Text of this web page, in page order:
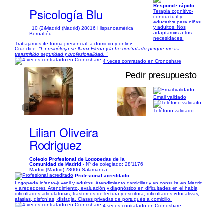
Psicología Blu
10 (2)Madrid (Madrid) 28016 Hispanoamérica
Bernabéu
Responde rápido
Terapia cognitivo-
conductual y
educativa para niños
y adultos. Nos
adaptamos a tus
necesidades.
Trabajamos de forma presencial, a domicilio y online.
Cruz dice: "La psicóloga se llama Elena y la he contratado porque me ha
transmitido seguridad y profesionalidad. "
4 veces contratado en Cronoshare
1/4
Pedir presupuesto
Lilian Oliveira
Rodriguez
Colegio Profesional de Logopedas de la
Comunidad de Madrid - Nº de colegiado: 28/1176
Madrid (Madrid) 28006 Salamanca
Email validado
Teléfono validado
Profesional acreditado
Logopeda infanto-juvenil y adultos. Atendimiento domiciliar y en consulta en Madrid
y alrededores. Atendimiento, evaluación y diagnóstico en dificultades en el habla,
dificultades articulatorias, trastornos de lectura y escritura, dificultades educativas,
afasias, disfonías, disfagia. Clases privadas de portugués a domicilio.
4 veces contratado en Cronoshare